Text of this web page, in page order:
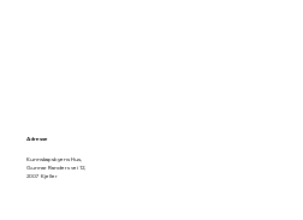
Adresse
Kunnskapsbyens Hus,
Gunnar Randers vei 12,
2007 Kjeller